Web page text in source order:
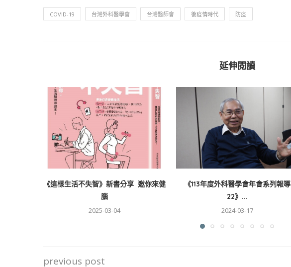
COVID-19 台灣外科醫學會 台灣醫師會 後疫情時代 防疫
延伸閱讀
《這樣生活不失智》新書分享 邀你來健
腦
2025-03-04
《113年度外科醫學會年會系列報導
22》...
2024-03-17
previous post